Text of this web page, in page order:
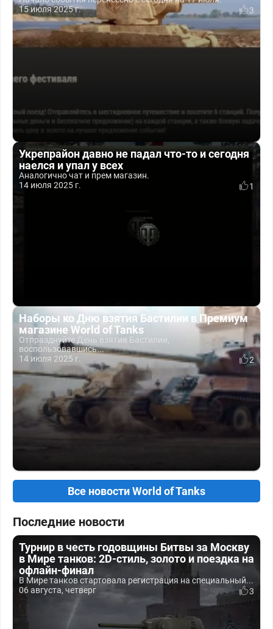
15 июля 2025 г.
3
Укрепрайон давно не падал что-то и сегодня
наелся и упал у всех
Аналогично чат и прем магазин.
14 июля 2025 г.
1
Наборы ко Дню взятия Бастилии в Премиум
магазине World of Tanks
Отпразднуйте День взятия Бастилии,
воспользовавшись...
14 июля 2025 г.
2
Все новости World of Tanks
Последние новости
Турнир в честь годовщины Битвы за Москву
в Мире танков: 2D-стиль, золото и поездка на
офлайн-финал
В Мире танков стартовала регистрация на специальный...
06 августа, четверг
3